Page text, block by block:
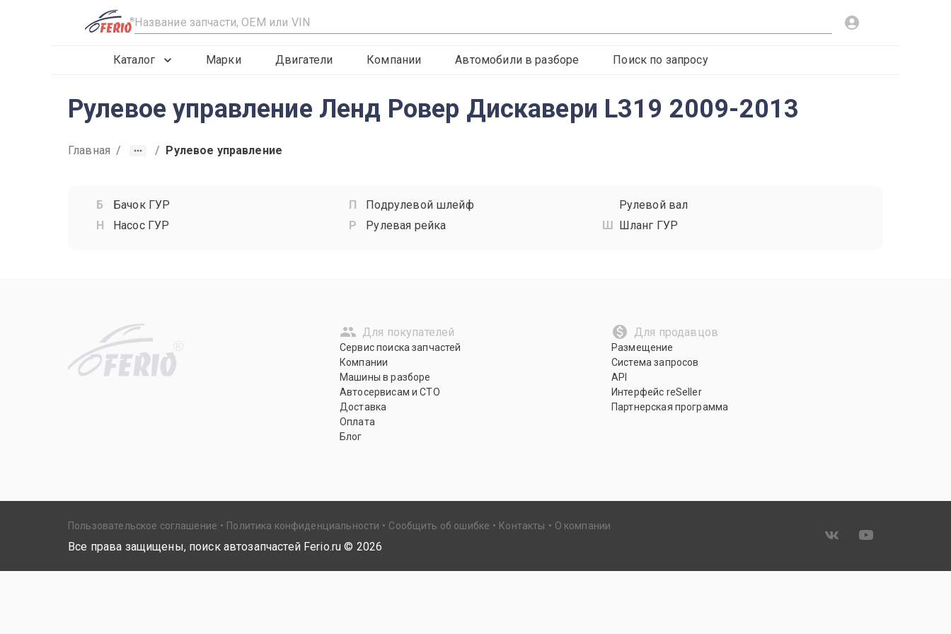
R
Каталог Марки Двигатели Компании Автомобили в разборе Поиск по запросу
Рулевое управление Ленд Ровер Дискавери L319 2009-2013
Главная / / Рулевое управление
Бачок ГУР
Насос ГУР
Подрулевой шлейф
Рулевая рейка
Рулевой вал
Шланг ГУР
R
Для покупателей
Сервис поиска запчастей
Компании
Машины в разборе
Автосервисам и СТО
Доставка
Оплата
Блог
Для продавцов
Размещение
Система запросов
API
Интерфейс reSeller
Партнерская программа
Пользовательское соглашение Политика конфиденциальности Сообщить об ошибке Контакты О компании
Все права защищены, поиск автозапчастей Ferio.ru © 2026